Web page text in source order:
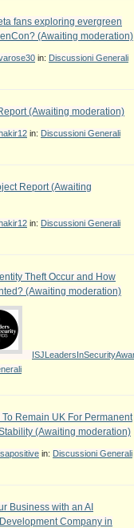
fans exploring evergreen
(Awaiting moderation)
in: Discussioni Generali
(Awaiting moderation)
in: Discussioni Generali
Report (Awaiting
in: Discussioni Generali
Theft Occur and How
(Awaiting moderation)
To Remain UK For Permanent
(Awaiting moderation)
in: Discussioni Generali
Business with an AI
Company in